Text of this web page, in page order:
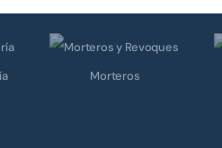
Morteros